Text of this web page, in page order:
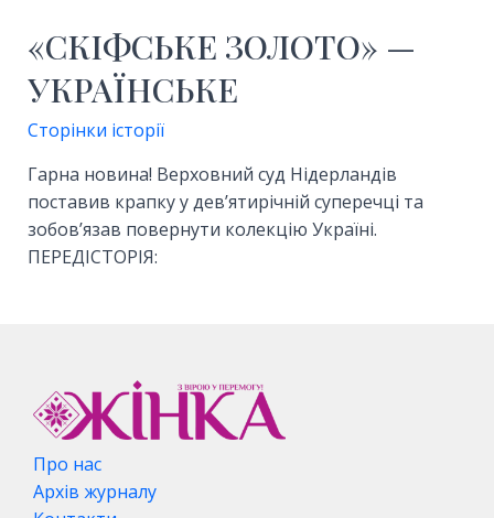
«СКІФСЬКЕ ЗОЛОТО» —
УКРАЇНСЬКЕ
Сторінки історії
Гарна новина! Верховний суд Нідерландів
поставив крапку у дев’ятирічній суперечці та
зобов’язав повернути колекцію Україні.
ПЕРЕДІСТОРІЯ:
Про нас
Архів журналу